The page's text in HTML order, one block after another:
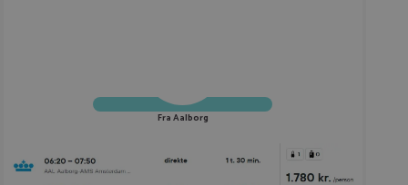
Fra Aalborg